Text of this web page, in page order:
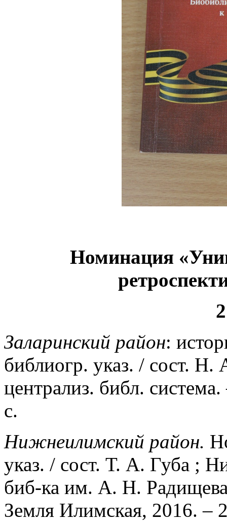
Номинация
Заларинский район:
библиогр. указ. / сост. Н.
централиз. библ.
с.
Нижнеилимский район.
указ. / сост. Т. А. Губа ;
биб-ка им. А. Н.
Земля Илимская, 2016. –